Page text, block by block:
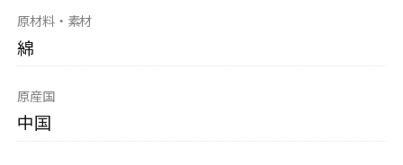
原材料・素材
綿
原産国
中国